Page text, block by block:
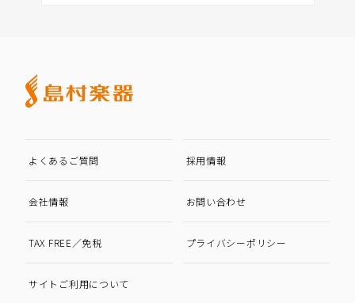
よくあるご質問 採用情報
会社情報 お問い合わせ
TAX FREE／免税 プライバシーポリシー
サイトご利用について